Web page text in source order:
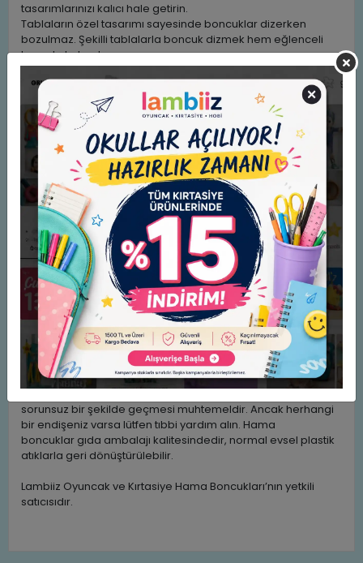
tasarımlarınızı kalıcı hale getirin.
Tablaların özel tasarımı sayesinde boncuklar dizerken
bozulmaz. Şekilli tablalarla boncuk dizmek hem eğlenceli
hem de kolaydır.
” lambiiz.com.tr”den temin edebileceğiniz lisanslı Hama
Boncuklarını hobi olarak zevkle yapabileceğiniz gibi hem
çocuklar hem yaşlılar için el göz koordinasyonunu geliştirir,
dikkat ve odaklanmayı artırır ayrıca çocuklarda ince motor
gelişimi destekleyen bir aktivitedir. Zekaya, hayal gücüne ve
görsel algıya pozitif etkileri olan eğitici materyaldir.
Bir yetişkin gözetiminde Hama Boncuklarını ütü ile
yapıştırarak bardak altlığı, broş, küpe, anahtarlık ya da ipe
dizerek bileklik, kolye gibi takılar yapabilirsiniz.
Güvenli mi?
Hama Boncukları 50 yıl önce plastik pipet üreten Danimarkalı
bir şirket tarafından icat edilmiştir. Orijinal marka adı HAMA
BEADS.
Hama Boncuklarının ütülenmesinin, havayı solumanın
herhangi bir kimyasal emisyona neden olup olmadığını
araştırmak amacıyla Hama üreticileri adına bağımsız bir
laboratuvar tarafından testler gerçekleştirilmiştir. Testler,
havayı solumanın veya boncuk ve askılıkların ütülendiği
odalarda kalmanın sağlıksız olmadığı sonucuna vardı.
sorunsuz bir şekilde geçmesi muhtemeldir. Ancak herhangi
bir endişeniz varsa lütfen tıbbi yardım alın. Hama
boncuklar gıda ambalajı kalitesindedir, normal evsel plastik
atıklarla geri dönüştürülebilir.
Lambiiz Oyuncak ve Kırtasiye Hama Boncukları’nın yetkili
satıcısıdır.